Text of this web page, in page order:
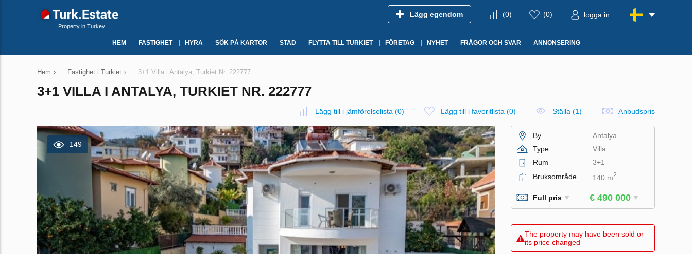
Property in Turkey
Lägg egendom (0) (0) logga in
HEM FASTIGHET HYRA SÖK PÅ KARTOR STAD FLYTTA TILL TURKIET FÖRETAG NYHET FRÅGOR OCH SVAR ANNONSERING
Hem › Fastighet i Turkiet › 3+1 Villa i Antalya, Turkiet Nr. 222777
3+1 VILLA I ANTALYA, TURKIET NR. 222777
Lägg till i jämförelselista (0) Lägg till i favoritlista (0) Ställa (1) Anbudspris
149
By
Antalya
Type
Villa
Rum
3+1
Bruksområde
140 m2
Full pris € 490 000
The property may have been sold or
its price changed